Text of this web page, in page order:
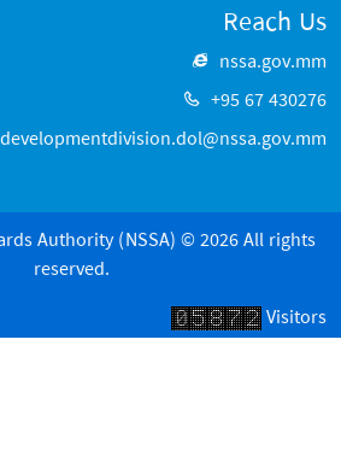
Reach Us
nssa.gov.mm
+95 67 430276
Authority (NSSA) © 2026 All rights
reserved.
Visitors